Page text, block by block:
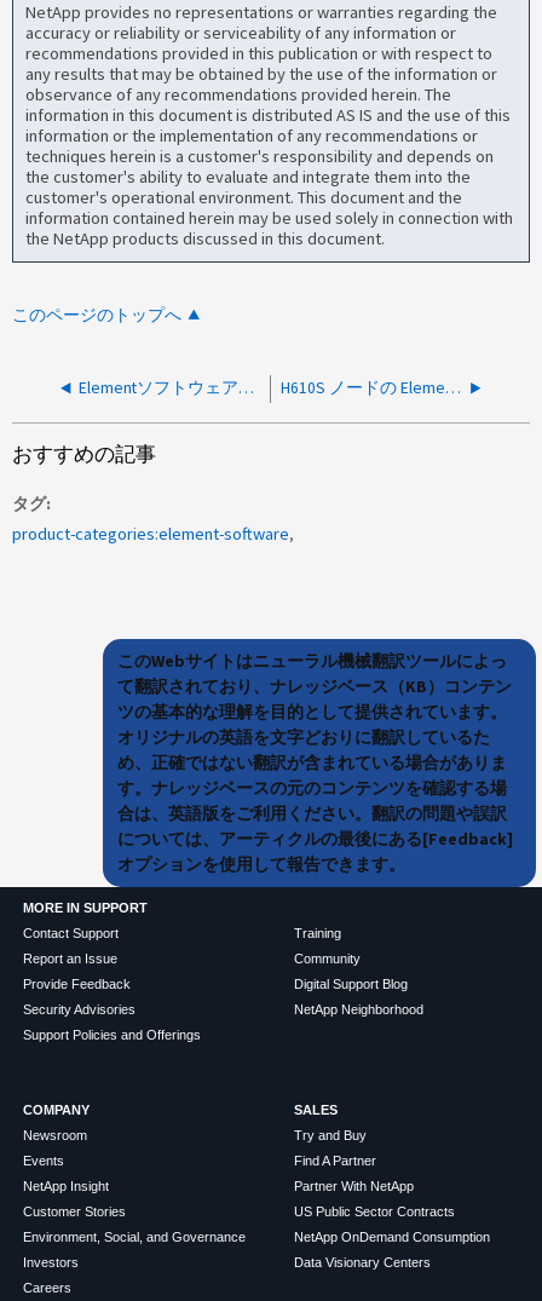
NetApp provides no representations or warranties regarding the
accuracy or reliability or serviceability of any information or
recommendations provided in this publication or with respect to
any results that may be obtained by the use of the information or
observance of any recommendations provided herein. The
information in this document is distributed AS IS and the use of this
information or the implementation of any recommendations or
techniques herein is a customer's responsibility and depends on
the customer's ability to evaluate and integrate them into the
customer's operational environment. This document and the
information contained herein may be used solely in connection with
the NetApp products discussed in this document.
このページのトップへ
Elementソフトウェアダウンロード契約のボックスはグレー表示になっています H610S ノードの Element ソフトウェアアラート「 parse failure in /var/log/sf-bios.info should be = false but is true
おすすめの記事
タグ
product-categories:element-software
このWebサイトはニューラル機械翻訳ツールによっ
て翻訳されており、ナレッジベース（KB）コンテン
ツの基本的な理解を目的として提供されています。
オリジナルの英語を文字どおりに翻訳しているた
め、正確ではない翻訳が含まれている場合がありま
す。ナレッジベースの元のコンテンツを確認する場
合は、英語版をご利用ください。翻訳の問題や誤訳
については、アーティクルの最後にある[Feedback]
オプションを使用して報告できます。
MORE IN SUPPORT
Contact Support
Report an Issue
Provide Feedback
Security Advisories
Support Policies and Offerings
Training
Community
Digital Support Blog
NetApp Neighborhood
COMPANY
Newsroom
Events
NetApp Insight
Customer Stories
Environment, Social, and Governance
Investors
Careers
SALES
Try and Buy
Find A Partner
Partner With NetApp
US Public Sector Contracts
NetApp OnDemand Consumption
Data Visionary Centers